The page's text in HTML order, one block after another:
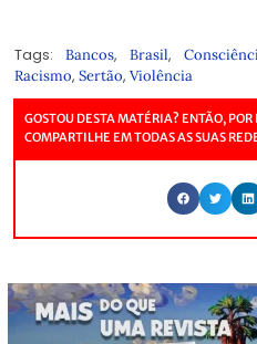
Tags: Bancos, Brasil,
Racismo, Sertão, Violência
GOSTOU DESTA MATÉRIA? ENTÃO, POR
COMPARTILHE EM TODAS AS SUAS